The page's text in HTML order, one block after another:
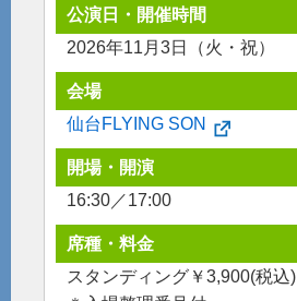
公演日・開催時間
2026年11月3日（火・祝）
会場
仙台FLYING SON
開場・開演
16:30／17:00
席種・料金
スタンディング￥3,900(税込)